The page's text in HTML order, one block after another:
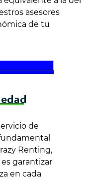
asesores
de tu
de
Renting,
garantizar
en cada